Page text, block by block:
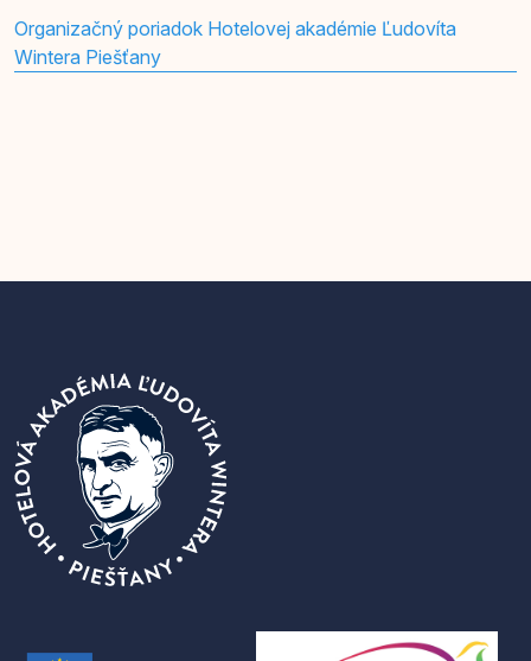
Organizačný poriadok Hotelovej akadémie Ľudovíta
Wintera Piešťany